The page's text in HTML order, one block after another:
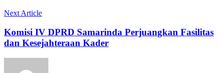
Next Article
Komisi IV DPRD Samarinda Perjuangkan Fasilitas
dan Kesejahteraan Kader